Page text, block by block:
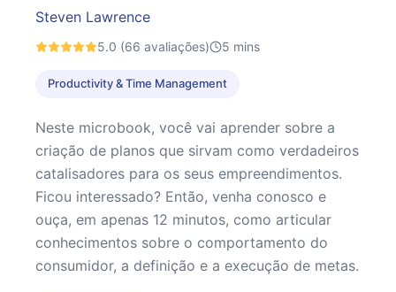
Steven Lawrence
5.0 (66 avaliações) 5 mins
Productivity & Time Management
Neste microbook, você vai aprender sobre a
criação de planos que sirvam como verdadeiros
catalisadores para os seus empreendimentos.
Ficou interessado? Então, venha conosco e
ouça, em apenas 12 minutos, como articular
conhecimentos sobre o comportamento do
consumidor, a definição e a execução de metas.